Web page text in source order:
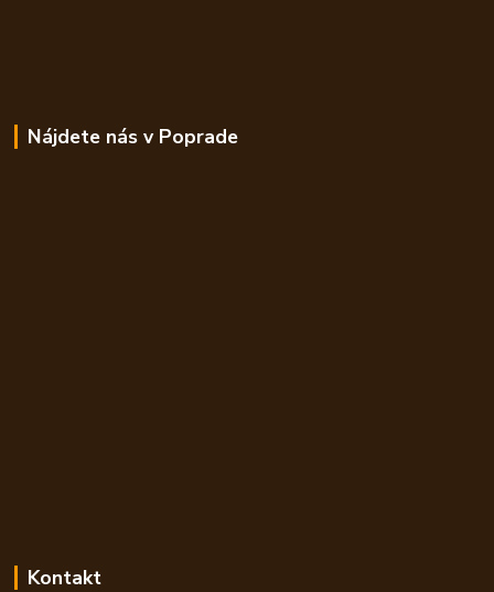
Nájdete nás v Poprade
Kontakt